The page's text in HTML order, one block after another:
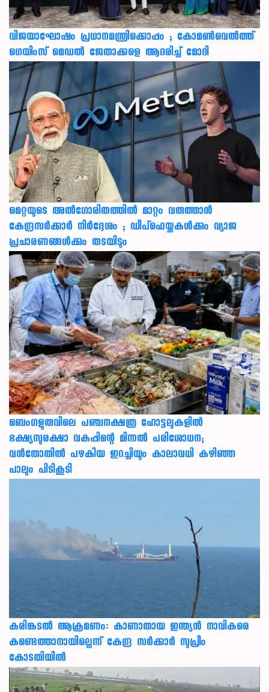
വിജയാഘോഷം പ്രധാനമന്ത്രിക്കൊപ്പം ; കോമൺവെൽത്ത്
ഗെയിംസ് മെഡൽ ജേതാക്കളെ ആദരിച്ച് മോദി
മെറ്റയുടെ അൽഗോരിതത്തിൽ മാറ്റം വരുത്താൻ
കേന്ദ്രസർക്കാർ നിർദ്ദേശം ; ഡീപ്‌ഫെയ്ക്കുകൾക്കും വ്യാജ
പ്രചാരണങ്ങൾക്കും തടയിടും
ബെംഗളൂരുവിലെ പഞ്ചനക്ഷത്ര ഹോട്ടലുകളിൽ
ഭക്ഷ്യസുരക്ഷാ വകുപ്പിന്റെ മിന്നൽ പരിശോധന;
വൻതോതിൽ പഴകിയ ഇറച്ചിയും കാലാവധി കഴിഞ്ഞ
പാലും പിടികൂടി
കരിങ്കടൽ ആക്രമണം: കാണാതായ ഇന്ത്യൻ നാവികരെ
കണ്ടെത്താനായില്ലെന്ന് കേന്ദ്ര സർക്കാർ സുപ്രീം
കോടതിയിൽ